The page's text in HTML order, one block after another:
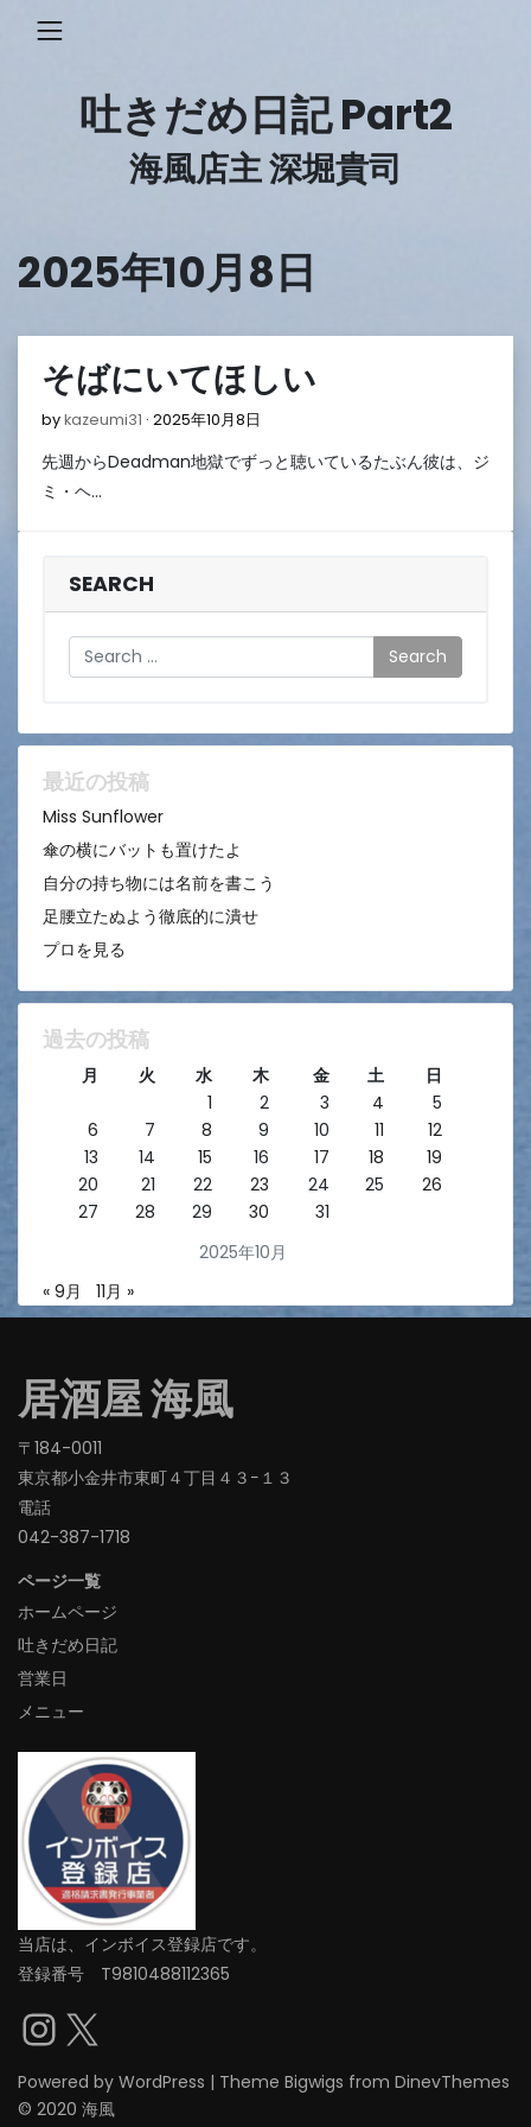
吐きだめ日記 Part2
海風店主 深堀貴司
2025年10月8日
そばにいてほしい
bykazeumi31 2025年10月8日
10
先週からDeadman地獄でずっと聴いているたぶん彼は、ジ
ミ・ヘ…
SEARCH
Search
最近の投稿
Miss Sunflower
傘の横にバットも置けたよ
自分の持ち物には名前を書こう
足腰立たぬよう徹底的に潰せ
プロを見る
過去の投稿
2025年10月
月 火 水 木 金 土
日
1
2 3 4
5
6
7 8 9 10 11
12
13
14 15 16 17 18
19
20
21 22 23 24 25
26
27
28 29 30 31
« 9月 11月 »
居酒屋 海風
〒184-0011
東京都小金井市東町４丁目４３−１３
電話
042-387-1718‬
ページ一覧
ホームページ
吐きだめ日記
営業日
メニュー
当店は、インボイス登録店です。
登録番号 T9810488112365
Instagram
X
Powered by WordPress | Theme Bigwigs from DinevThemes
© 2020 海風